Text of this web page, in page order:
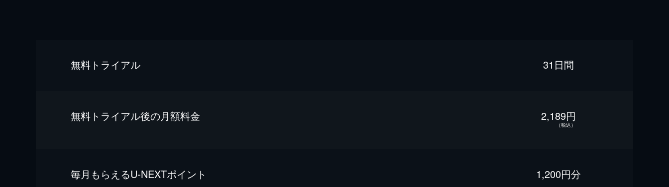
無料トライアル 31日間
無料トライアル後の⽉額料金 2,189円
（税込）
毎⽉もらえるU-NEXTポイント 1,200円分